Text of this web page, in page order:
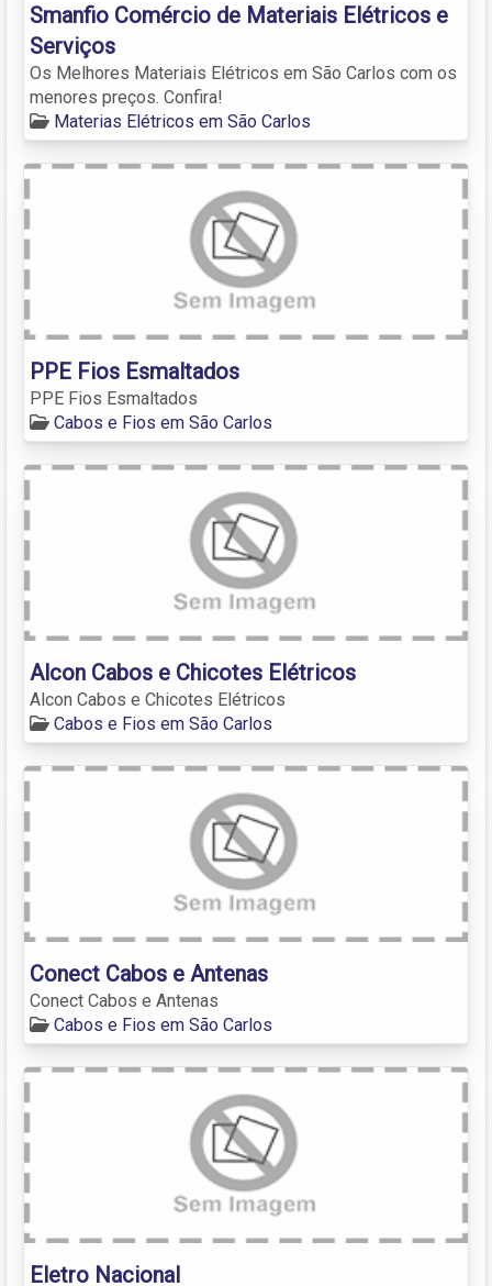
Smanfio Comércio de Materiais Elétricos e
Serviços
Os Melhores Materiais Elétricos em São Carlos com os
menores preços. Confira!
Materias Elétricos em São Carlos
PPE Fios Esmaltados
PPE Fios Esmaltados
Cabos e Fios em São Carlos
Alcon Cabos e Chicotes Elétricos
Alcon Cabos e Chicotes Elétricos
Cabos e Fios em São Carlos
Conect Cabos e Antenas
Conect Cabos e Antenas
Cabos e Fios em São Carlos
Eletro Nacional